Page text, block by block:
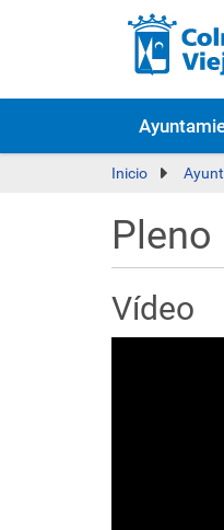
Inicio
Vídeo